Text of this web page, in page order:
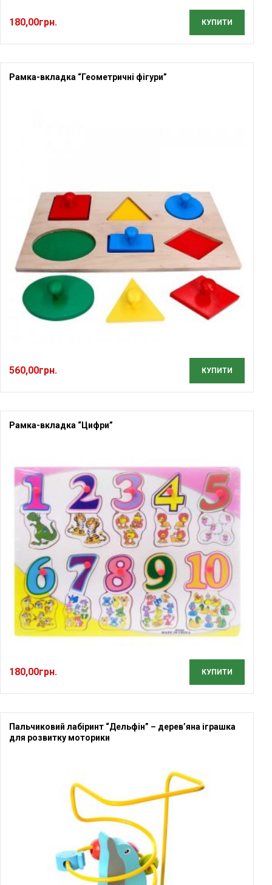
180,00грн. КУПИТИ
Рамка-вкладка “Геометричні фігури”
560,00грн. КУПИТИ
Рамка-вкладка “Цифри”
180,00грн. КУПИТИ
Пальчиковий лабіринт “Дельфін” – дерев’яна іграшка
для розвитку моторики